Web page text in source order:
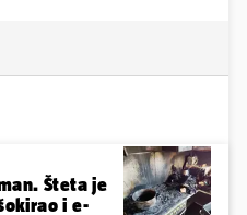
Šteta je
i e-